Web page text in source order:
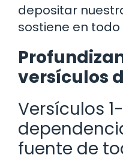
depositar
sostiene en
versículos
Versículos
fuente de